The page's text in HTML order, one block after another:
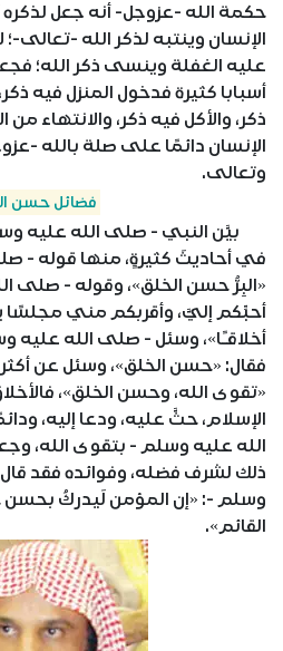
حكمة الله -عزوجل- أنه جعل
الإنسان وينتبه لذكر الله -
عليه الغفلة وينسى ذكر الله؛
أسبابا كثيرة فدخول المنزل فيه
ذكر، والأكل فيه ذكر، والانتهاء
الإنسان دائمًا على صلة بالله -
وتعالى.
فضائل حسن
بيَّن النبي - صلى الله عليه
في أحاديثَ كثيرةٍ، منها قوله -
«البِرُّ حسن الخلق»، وقوله - صلى
أحبِّكم إليَّ، وأقربكم مني مجلسًا
أخلاقـًا»، وسئل - صلى الله عليه
فقال: «حسن الخلق»، وسئل عن أكثر
«تقوى الله، وحسن الخلق»،
الإسلام، حثَّ عليه، ودعا إليه،
الله عليه وسلم - بتقوى الله،
ذلك لشرف فضله، وفوائده فقد
وسلم -: «إن المؤمن لَيدركُ بحسن
القائم».